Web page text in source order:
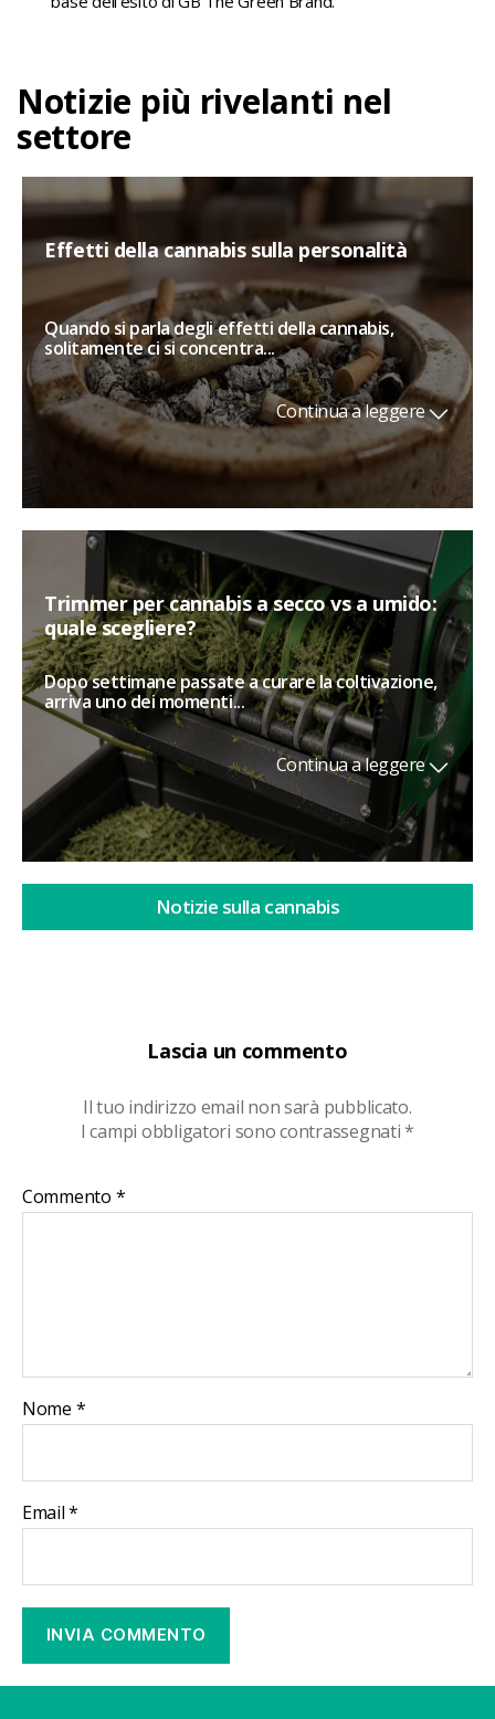
Lascia un commento
Il tuo indirizzo email non sarà pubblicato.
I campi obbligatori sono contrassegnati*
Commento *
Nome *
Email*
Notizie più rivelanti nel
settore
Effetti della cannabis sulla personalità
Quando si parla degli effetti della cannabis,
solitamente ci si concentra...
Continua a leggere
Trimmer per cannabis a secco vs a umido:
quale scegliere?
Dopo settimane passate a curare la coltivazione,
arriva uno dei momenti...
Continua a leggere
Notizie sulla cannabis